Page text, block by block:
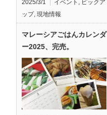
2025/3/1 イベント , ピックア
ップ, 現地情報
マレーシアごはんカレンダ
ー2025、完売。